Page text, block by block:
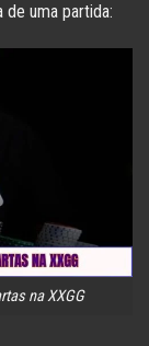
uma partida:
na XXGG